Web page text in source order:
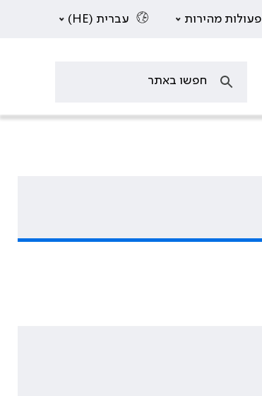
פעולות מהירות עברית (HE)